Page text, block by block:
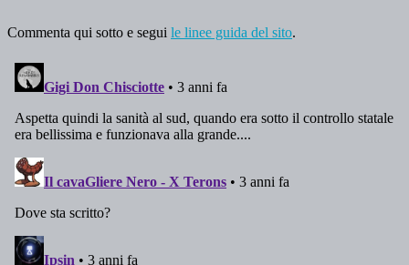
Commenta qui sotto e segui le linee guida del sito.